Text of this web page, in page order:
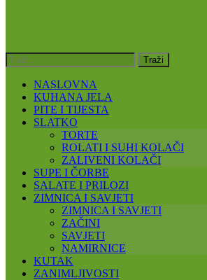
NASLOVNA
KUHANA JELA
PITE I TIJESTA
SLATKO
TORTE
ROLATI I SUHI KOLAČI
ZALIVENI KOLAČI
SUPE I ČORBE
SALATE I PRILOZI
ZIMNICA I SAVJETI
ZIMNICA I SAVJETI
ZAČINI
SAVJETI
NAMIRNICE
KUTAK
ZANIMLJIVOSTI